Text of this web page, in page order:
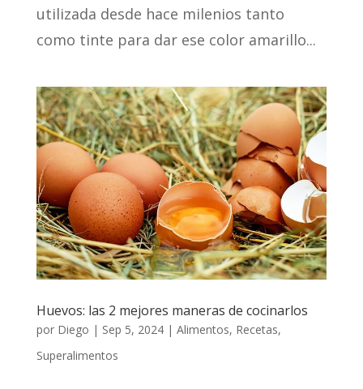
utilizada desde hace milenios tanto
como tinte para dar ese color amarillo...
Huevos: las 2 mejores maneras de cocinarlos
por Diego | Sep 5, 2024| Alimentos, Recetas,
Superalimentos